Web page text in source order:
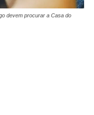
devem procurar a Casa do